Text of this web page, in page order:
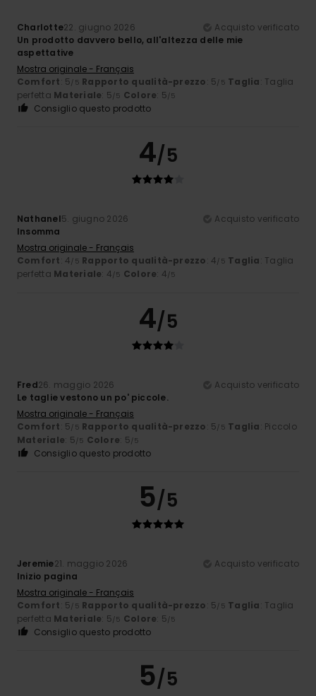
Charlotte22. giugno 2026
Acquisto verificato
Un prodotto davvero bello, all'altezza delle mie
aspettative
Mostra originale - Français
Comfort: 5 /5 Rapporto qualità-prezzo: 5 /5 Taglia: Taglia
perfetta Materiale: 5 /5 Colore: 5 /5
Consiglio questo prodotto
4/5
Nathanel5. giugno 2026
Acquisto verificato
Insomma
Mostra originale - Français
Comfort: 4 /5 Rapporto qualità-prezzo: 4 /5 Taglia: Taglia
perfetta Materiale: 4 /5 Colore: 4 /5
4/5
Fred26. maggio 2026
Acquisto verificato
Le taglie vestono un po' piccole.
Mostra originale - Français
Comfort: 5 /5 Rapporto qualità-prezzo: 5 /5 Taglia: Piccolo
Materiale: 5 /5 Colore: 5 /5
Consiglio questo prodotto
5/5
Jeremie21. maggio 2026
Acquisto verificato
Inizio pagina
Mostra originale - Français
Comfort: 5 /5 Rapporto qualità-prezzo: 5 /5 Taglia: Taglia
perfetta Materiale: 5 /5 Colore: 5 /5
Consiglio questo prodotto
5/5